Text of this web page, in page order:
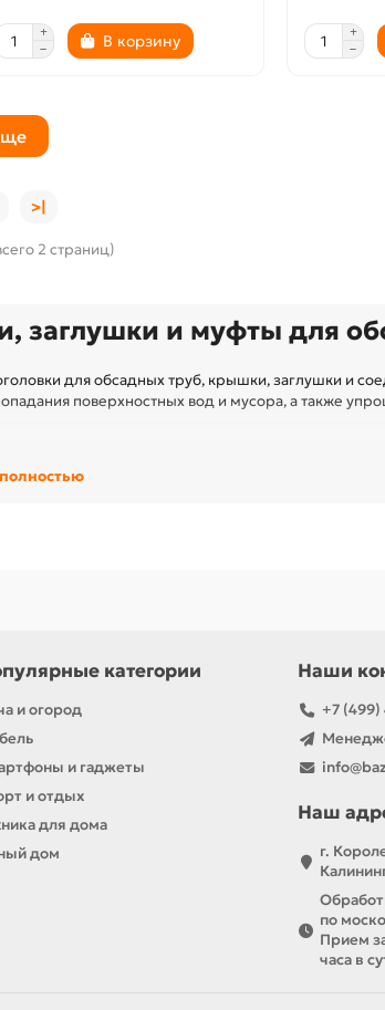
В корзину
>|
2 страниц)
заглушки и муфты для
для обсадных труб, крышки, заглушки и
поверхностных вод и мусора, а также
категории
и огород
и гаджеты
и отдых
для дома
дом
Наши
+7
Наш
г.
по
Прием
часа в